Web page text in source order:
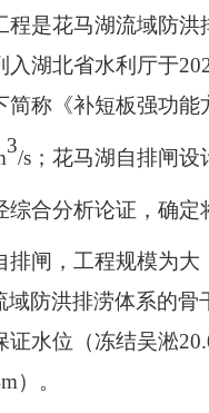
程是花马湖流域防洪
入湖北省水利厅于
简称《补短板强功
3
/s ；花马湖自排闸
综合分析论证，确
排闸，工程规模为大
域防洪排涝体系的
证水位（冻结吴淞
）。